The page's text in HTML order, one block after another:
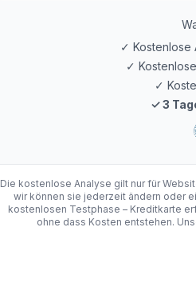
✓ Kostenlose
✓
✓
✓3
Die kostenlose Analyse gilt nur für
wir können sie jederzeit ändern oder
kostenlosen Testphase – Kreditkarte
ohne dass Kosten entstehen.